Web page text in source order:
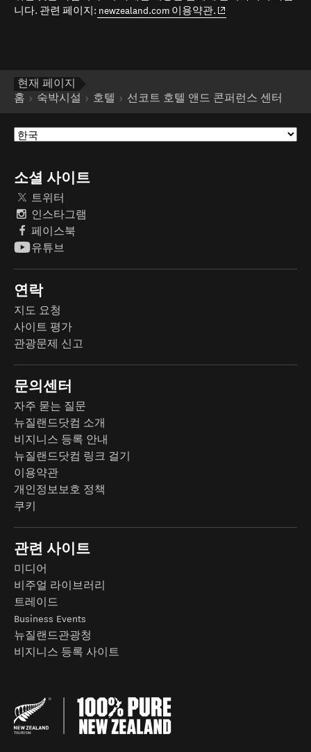
니다. 관련 페이지: newzealand.com 이용약관. (opens in new window)
현재 페이지
홈
숙박시설 호텔 선코트 호텔 앤드 콘퍼런스 센터
소셜 사이트
트위터
인스타그램
페이스북
유튜브
연락
지도 요청
사이트 평가
관광문제 신고
문의센터
자주 묻는 질문
뉴질랜드닷컴 소개
비지니스 등록 안내
뉴질랜드닷컴 링크 걸기
이용약관
개인정보보호 정책
쿠키
관련 사이트
미디어
비주얼 라이브러리
트레이드
Business Events
뉴질랜드관광청
비지니스 등록 사이트